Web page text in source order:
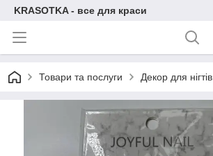
KRASOTKA - все для краси
Товари та послуги Декор для нігтів